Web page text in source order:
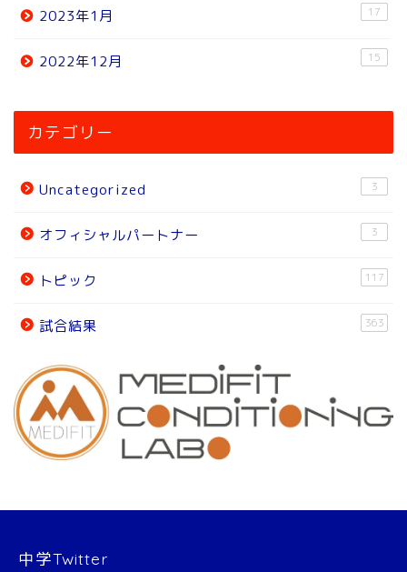
2023年1月 17
2022年12月 15
カテゴリー
Uncategorized 3
オフィシャルパートナー 3
トピック 117
試合結果 363
中学Twitter
ニュース
チーム紹介
チーム紹介
選 手